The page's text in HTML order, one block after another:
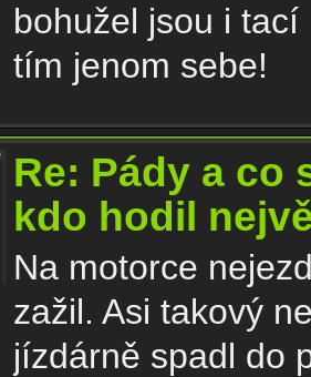
bohužel jsou i
tím jenom sebe!
Re: Pády a co
kdo hodil
Na motorce
zažil. Asi takový
jízdárně spadl do